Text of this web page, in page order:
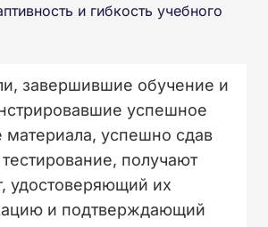
и гибкость учебного
завершившие обучение и
успешное
материала, успешно сдав
получают
удостоверяющий их
и подтверждающий